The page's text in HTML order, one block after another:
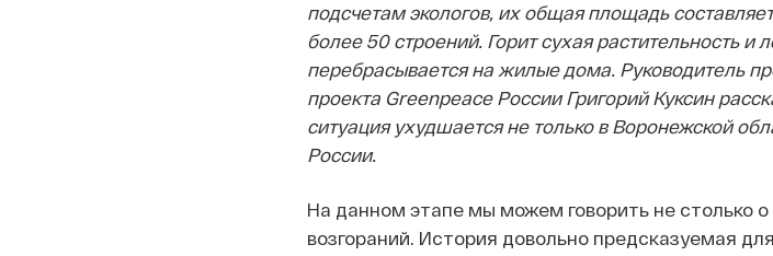
подсчетам экологов, их общая площадь
более 50 строений. Горит сухая растительность и
перебрасывается на жилые дома. Руководитель
проекта Greenpeace России Григорий Куксин
ситуация ухудшается не только в Воронежской
России.
На данном этапе мы можем говорить не столько
возгораний. История довольно предсказуемая